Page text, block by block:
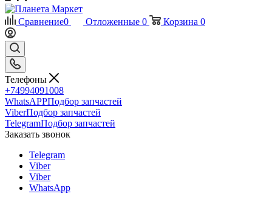
Сравнение0 Отложенные 0 Корзина 0
Телефоны
+74994091008
WhatsAPPПодбор запчастей
ViberПодбор запчастей
TelegramПодбор запчастей
Заказать звонок
Telegram
Viber
Viber
WhatsApp